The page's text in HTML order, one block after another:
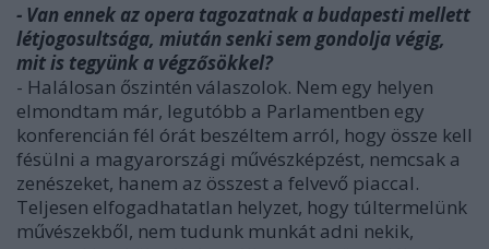
- Van ennek az opera tagozatnak a budapesti mellett
létjogosultsága, miután senki sem gondolja végig,
mit is tegyünk a végzősökkel?
- Halálosan őszintén válaszolok. Nem egy helyen
elmondtam már, legutóbb a Parlamentben egy
konferencián fél órát beszéltem arról, hogy össze kell
fésülni a magyarországi művészképzést, nemcsak a
zenészeket, hanem az összest a felvevő piaccal.
Teljesen elfogadhatatlan helyzet, hogy túltermelünk
művészekből, nem tudunk munkát adni nekik,